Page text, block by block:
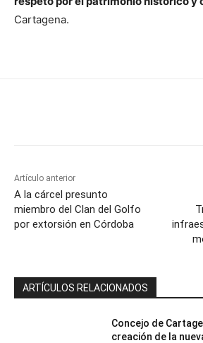
Cartagena.
Artículo anterior
A la cárcel presunto
miembro del Clan del Golfo
por extorsión en Córdoba
ARTÍCULOS RELACIONADOS
Concejo de
creación de la